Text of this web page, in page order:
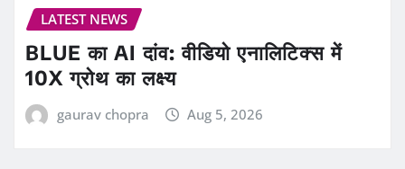
LATEST NEWS
BLUE का AI दांव: वीडियो एनालिटिक्स में
10X ग्रोथ का लक्ष्य
gaurav chopra Aug 5, 2026